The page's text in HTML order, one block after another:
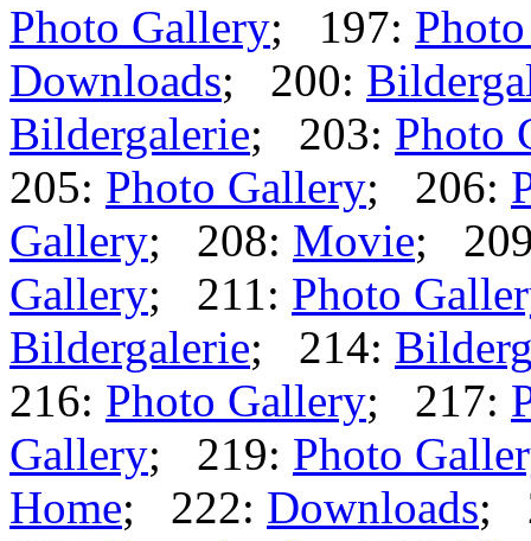
Photo Gallery; 197:
Downloads; 200:
Bildergalerie; 203: Photo
205: Photo Gallery; 206:
Gallery; 208: Movie;
Gallery; 211: Photo
Bildergalerie; 214:
216: Photo Gallery; 217:
Gallery; 219: Photo
Home; 222: Downloads;